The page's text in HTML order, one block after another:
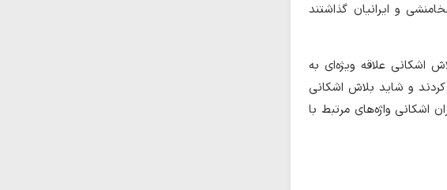
و ایرانیان گذاشتند
اشکانی علاقه ویژه‌ای به
کردند و شاید بلاش اشکانی
اشکانی واژه‌های مرتبط با